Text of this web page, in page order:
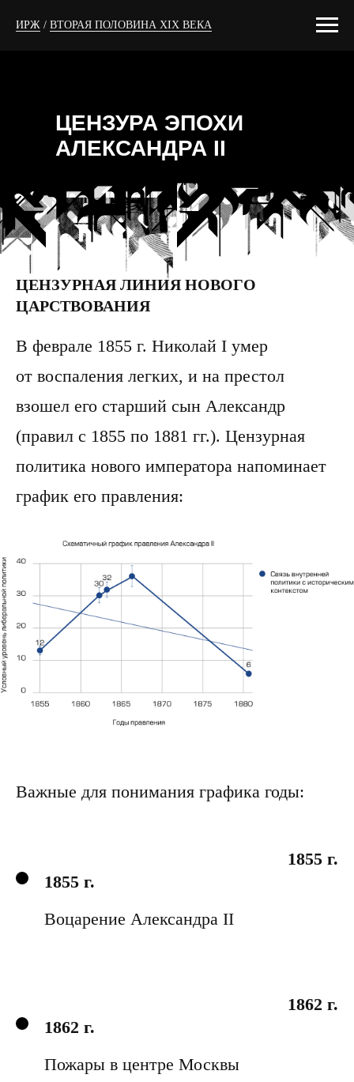
ИРЖ / ВТОРАЯ ПОЛОВИНА XIX ВЕКА
ЦЕНЗУРА ЭПОХИ
АЛЕКСАНДРА II
ЦЕНЗУРНАЯ ЛИНИЯ НОВОГО
ЦАРСТВОВАНИЯ
В феврале 1855 г. Николай I умер
от воспаления легких, и на престол
взошел его старший сын Александр
(правил с 1855 по 1881 гг.). Цензурная
политика нового императора напоминает
график его правления:
Важные для понимания графика годы:
1855 г.
1855 г.
Воцарение Александра II
1862 г.
1862 г.
Пожары в центре Москвы